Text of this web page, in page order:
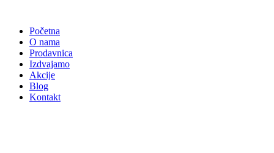
sadržajPočetna
O nama
Prodavnica
Izdvajamo
Akcije
Blog
Kontakt